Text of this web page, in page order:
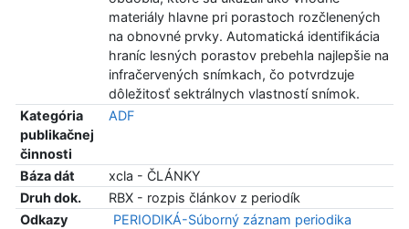
materiály hlavne pri porastoch rozčlenených
na obnovné prvky. Automatická identifikácia
hraníc lesných porastov prebehla najlepšie na
infračervených snímkach, čo potvrdzuje
dôležitosť sektrálnych vlastností snímok.
Kategória
publikačnej
činnosti
ADF
Báza dát
xcla - ČLÁNKY
Druh dok.
RBX - rozpis článkov z periodík
Odkazy
PERIODIKÁ-Súborný záznam periodika